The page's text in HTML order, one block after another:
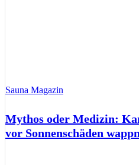
Sauna Magazin
Mythos oder Medizin:
vor Sonnenschäden